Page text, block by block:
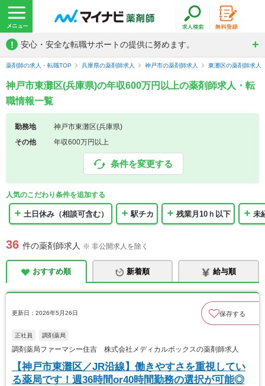
! 安心・安全な転職サポートの提供に努めます。
薬剤師の求人・転職TOP 兵庫県の薬剤師求人 神戸市の薬剤師求人 東灘区の薬剤師求人
神戸市東灘区(兵庫県)の年収600万円以上の薬剤師求人・転
職情報一覧
勤務地
神戸市東灘区(兵庫県)
その他
年収600万円以上
条件を変更する
人気のこだわり条件を追加する
土日休み（相談可含む） 駅チカ 残業月10ｈ以下 未
36 件の薬剤師求人 ※ 非公開求人を除く
おすすめ順 新着順 給与順
更新日：2026年5月26日 保存する
正社員 調剤薬局
調剤薬局ファーマシー住吉 株式会社メディカルボックスの薬剤師求人
【神戸市東灘区／JR沿線】働きやすさを重視してい
る薬局です！週36時間or40時間勤務の選択が可能◎